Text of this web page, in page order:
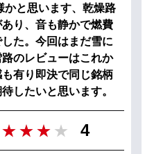
かと思います、乾燥路
り、音も静かで燃費
た。今回はまだ雪に
のレビューはこれか
有り即決で同じ銘柄
したいと思います。
4